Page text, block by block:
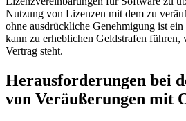
Nutzung von Lizenzen mit dem zu
ohne ausdrückliche Genehmigung ist
kann zu erheblichen Geldstrafen führen,
Vertrag steht.
Herausforderungen bei
von Veräußerungen mit